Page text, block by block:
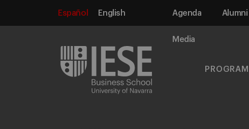
Español English Agenda Alumni
Media